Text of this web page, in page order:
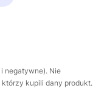
negatywne). Nie
kupili dany produkt.